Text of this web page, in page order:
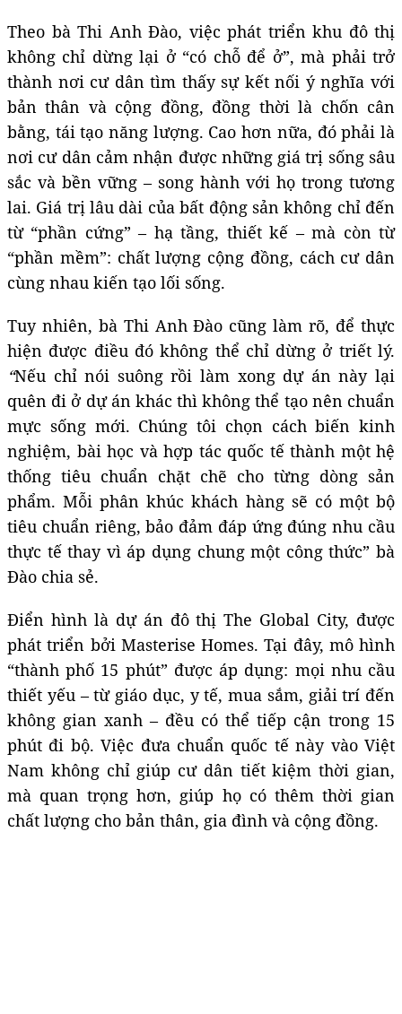
Theo bà Thi Anh Đào, việc phát triển khu đô thị
không chỉ dừng lại ở “có chỗ để ở”, mà phải trở
thành nơi cư dân tìm thấy sự kết nối ý nghĩa với
bản thân và cộng đồng, đồng thời là chốn cân
bằng, tái tạo năng lượng. Cao hơn nữa, đó phải là
nơi cư dân cảm nhận được những giá trị sống sâu
sắc và bền vững – song hành với họ trong tương
lai. Giá trị lâu dài của bất động sản không chỉ đến
từ “phần cứng” – hạ tầng, thiết kế – mà còn từ
“phần mềm”: chất lượng cộng đồng, cách cư dân
cùng nhau kiến tạo lối sống.
Tuy nhiên, bà Thi Anh Đào cũng làm rõ, để thực
hiện được điều đó không thể chỉ dừng ở triết lý.
“Nếu chỉ nói suông rồi làm xong dự án này lại
quên đi ở dự án khác thì không thể tạo nên chuẩn
mực sống mới. Chúng tôi chọn cách biến kinh
nghiệm, bài học và hợp tác quốc tế thành một hệ
thống tiêu chuẩn chặt chẽ cho từng dòng sản
phẩm. Mỗi phân khúc khách hàng sẽ có một bộ
tiêu chuẩn riêng, bảo đảm đáp ứng đúng nhu cầu
thực tế thay vì áp dụng chung một công thức” bà
Đào chia sẻ.
Điển hình là dự án đô thị The Global City, được
phát triển bởi Masterise Homes. Tại đây, mô hình
“thành phố 15 phút” được áp dụng: mọi nhu cầu
thiết yếu – từ giáo dục, y tế, mua sắm, giải trí đến
không gian xanh – đều có thể tiếp cận trong 15
phút đi bộ. Việc đưa chuẩn quốc tế này vào Việt
Nam không chỉ giúp cư dân tiết kiệm thời gian,
mà quan trọng hơn, giúp họ có thêm thời gian
chất lượng cho bản thân, gia đình và cộng đồng.